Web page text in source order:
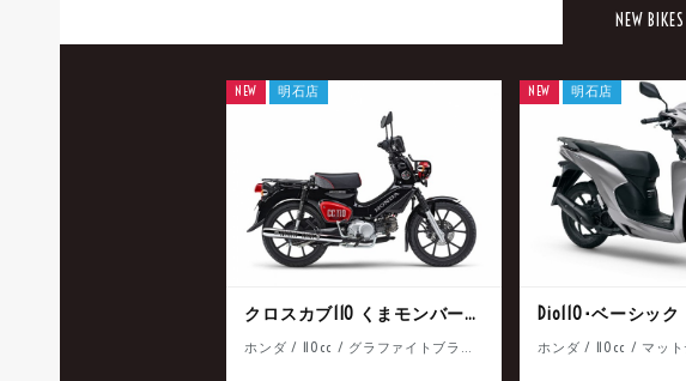
NEW BIKES
クロスカブ110 くまモンバージョン
ホンダ / 110cc / グラファイトブラック
NEW 明石店
Dio110･ベーシック
NEW 明石店